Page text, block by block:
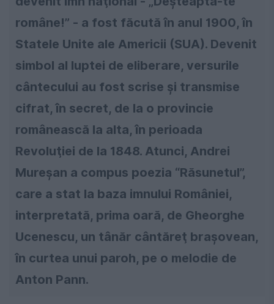
române!” - a fost făcută în anul 1900, în
Statele Unite ale Americii (SUA). Devenit
simbol al luptei de eliberare, versurile
cântecului au fost scrise şi transmise
cifrat, în secret, de la o provincie
românească la alta, în perioada
Revoluţiei de la 1848. Atunci, Andrei
Mureşan a compus poezia “Răsunetul”,
care a stat la baza imnului României,
interpretată, prima oară, de Gheorghe
Ucenescu, un tânăr cântăreţ braşovean,
în curtea unui paroh, pe o melodie de
Anton Pann.